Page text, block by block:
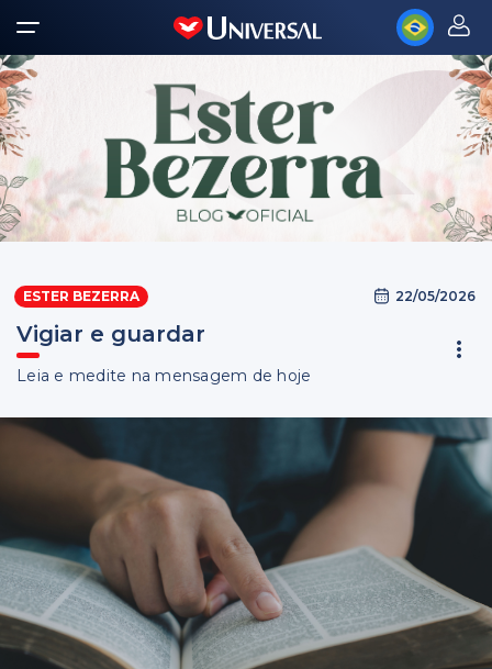
ESTER BEZERRA 22/05/2026
Vigiar e guardar
Leia e medite na mensagem de hoje